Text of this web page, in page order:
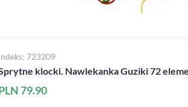
723209
klocki. Nawlekanka Guziki 72
79.90